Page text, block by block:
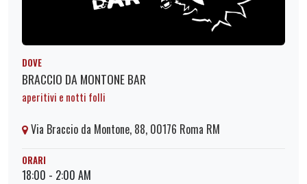
DOVE
BRACCIO DA MONTONE BAR
aperitivi e notti folli
Via Braccio da Montone, 88, 00176 Roma RM
ORARI
18:00 - 2:00 AM